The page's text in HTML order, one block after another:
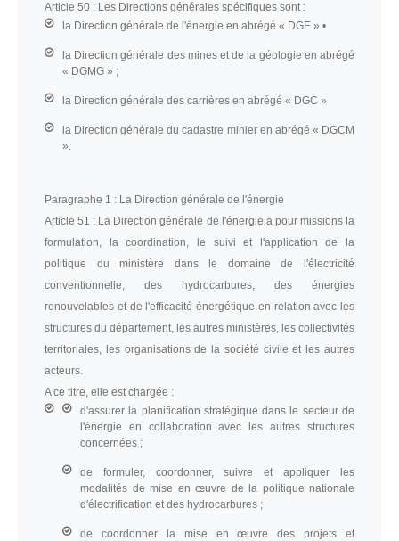
Article 50 : Les Directions générales spécifiques sont :
la Direction générale de l'énergie en abrégé « DGE » •
la Direction générale des mines et de la géologie en abrégé
« DGMG » ;
la Direction générale des carrières en abrégé « DGC »
la Direction générale du cadastre minier en abrégé « DGCM
».
Paragraphe 1 : La Direction générale de l'énergie
Article 51 : La Direction générale de l'énergie a pour missions la
formulation, la coordination, le suivi et l'application de la
politique du ministère dans le domaine de l'électricité
conventionnelle, des hydrocarbures, des énergies
renouvelables et de l'efficacité énergétique en relation avec les
structures du département, les autres ministères, les collectivités
territoriales, les organisations de la société civile et les autres
acteurs.
A ce titre, elle est chargée :
d'assurer la planification stratégique dans le secteur de
l'énergie en collaboration avec les autres structures
concernées ;
de formuler, coordonner, suivre et appliquer les
modalités de mise en œuvre de la politique nationale
d'électrification et des hydrocarbures ;
de coordonner la mise en œuvre des projets et